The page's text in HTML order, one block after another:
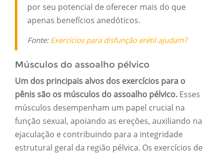
por seu potencial de oferecer mais do que
apenas benefícios anedóticos.
Fonte: Exercícios para disfunção erétil ajudam?
Músculos do assoalho pélvico
Um dos principais alvos dos exercícios para o
pênis são os músculos do assoalho pélvico. Esses
músculos desempenham um papel crucial na
função sexual, apoiando as ereções, auxiliando na
ejaculação e contribuindo para a integridade
estrutural geral da região pélvica. Os exercícios de